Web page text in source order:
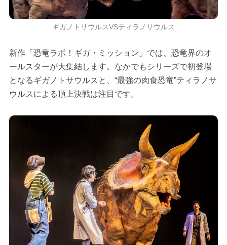
ギガノトサウルスVSティラノサウルス
新作「恐竜ラボ！ギガ・ミッション」では、恐竜界のオ
ールスターが大集結します。なかでもシリーズで初登場
となるギガノトサウルスと、“最強の肉食恐竜”ティラノサ
ウルスによる頂上決戦は注目です。